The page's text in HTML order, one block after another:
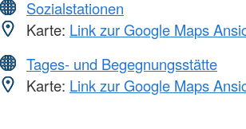
Sozialstationen
Karte: Link zur Google Maps
Tages- und Begegnungsstätte
Karte: Link zur Google Maps